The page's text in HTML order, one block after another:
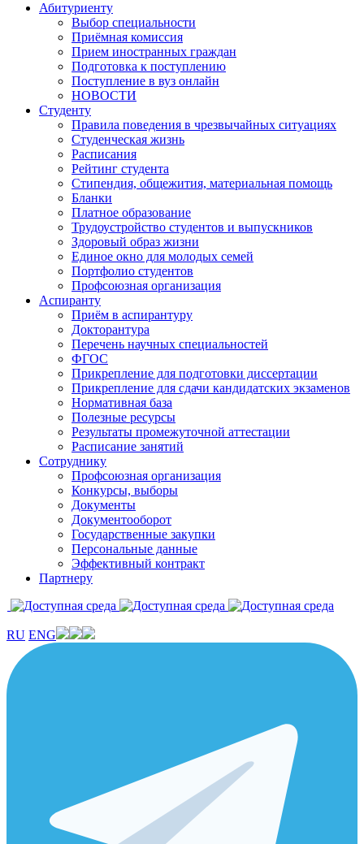
Абитуриенту
Выбор специальности
Приёмная комиссия
Прием иностранных граждан
Подготовка к поступлению
Поступление в вуз онлайн
НОВОСТИ
Студенту
Правила поведения в чрезвычайных ситуациях
Студенческая жизнь
Расписания
Рейтинг студента
Стипендия, общежития, материальная помощь
Бланки
Платное образование
Трудоустройство студентов и выпускников
Здоровый образ жизни
Единое окно для молодых семей
Портфолио студентов
Профсоюзная организация
Аспиранту
Приём в аспирантуру
Докторантура
Перечень научных специальностей
ФГОС
Прикрепление для подготовки диссертации
Прикрепление для сдачи кандидатских экзаменов
Нормативная база
Полезные ресурсы
Результаты промежуточной аттестации
Расписание занятий
Сотруднику
Профсоюзная организация
Конкурсы, выборы
Документы
Документооборот
Государственные закупки
Персональные данные
Эффективный контракт
Партнеру
RU ENG